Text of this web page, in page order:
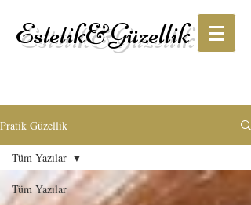
Estetik&Güzellik
Pratik Güzellik
Tüm Yazılar
Tüm Yazılar